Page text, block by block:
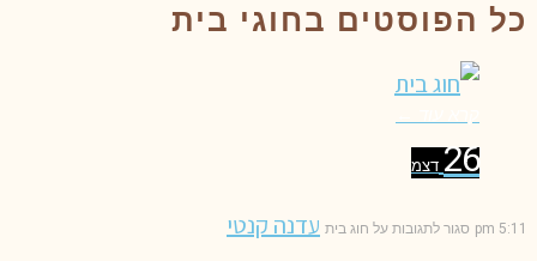
כל הפוסטים בחוגי בית
26 דצמ
5:11 pm סגור לתגובות על חוג בית עדנה קנטי